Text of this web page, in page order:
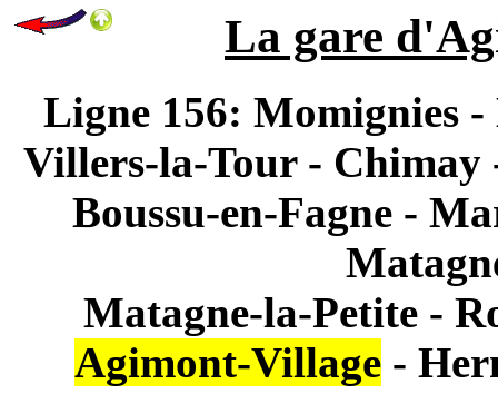
La gare
Ligne 156: Momignies -
Villers-la-Tour -
Boussu-en-Fagne -
Matagne-la-Petite -
Agimont-Village -